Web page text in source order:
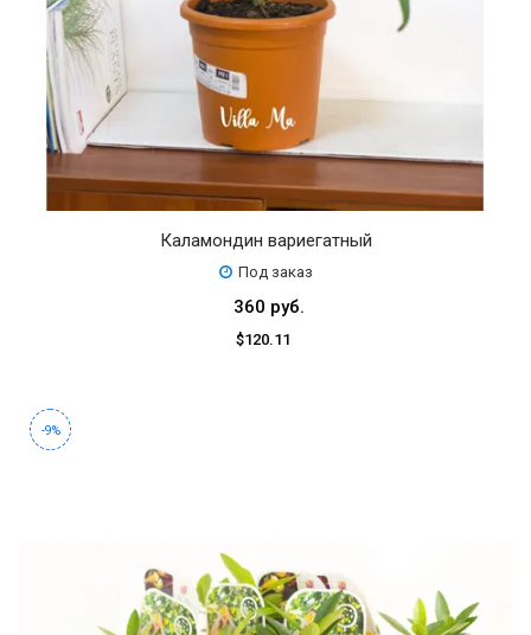
Каламондин вариегатный
Под заказ
360 руб.
$120.11
-9%